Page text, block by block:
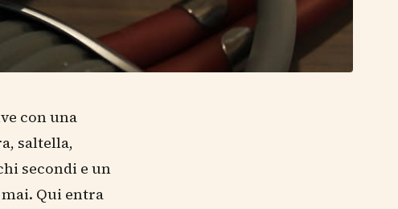
con una
saltella,
secondi e un
Qui entra